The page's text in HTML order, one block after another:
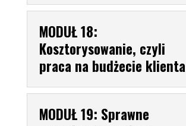
MODUŁ 18:
Kosztorysowanie, czyli
praca na budżecie klienta
MODUŁ 19: Sprawne